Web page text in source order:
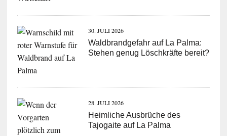
30. JULI 2026
Waldbrandgefahr auf La Palma:
Stehen genug Löschkräfte bereit?
28. JULI 2026
Heimliche Ausbrüche des
Tajogaite auf La Palma